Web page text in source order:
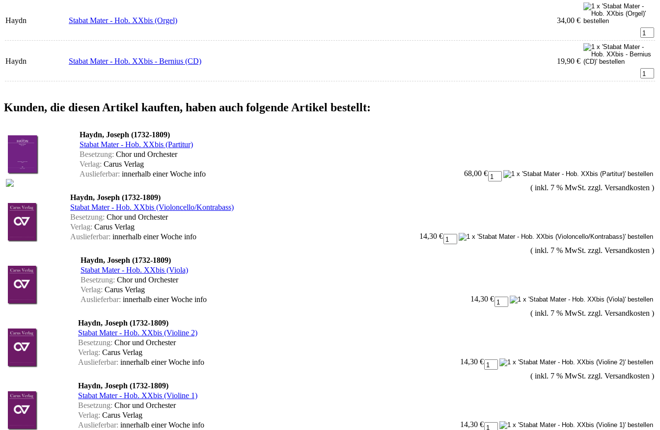
Haydn Stabat Mater - Hob. XXbis (Orgel) 34,00 €
Haydn Stabat Mater - Hob. XXbis - Bernius (CD) 19,90 €
Kunden, die diesen Artikel kauften, haben auch folgende Artikel bestellt:
Haydn, Joseph (1732-1809)
Stabat Mater - Hob. XXbis (Partitur)
Besetzung: Chor und Orchester
Verlag: Carus Verlag
Auslieferbar: innerhalb einer Woche info
68,00 €
( inkl. 7 % MwSt. zzgl. Versandkosten )
Haydn, Joseph (1732-1809)
Stabat Mater - Hob. XXbis (Violoncello/Kontrabass)
Besetzung: Chor und Orchester
Verlag: Carus Verlag
Auslieferbar: innerhalb einer Woche info
14,30 €
( inkl. 7 % MwSt. zzgl. Versandkosten )
Haydn, Joseph (1732-1809)
Stabat Mater - Hob. XXbis (Viola)
Besetzung: Chor und Orchester
Verlag: Carus Verlag
Auslieferbar: innerhalb einer Woche info
14,30 €
( inkl. 7 % MwSt. zzgl. Versandkosten )
Haydn, Joseph (1732-1809)
Stabat Mater - Hob. XXbis (Violine 2)
Besetzung: Chor und Orchester
Verlag: Carus Verlag
Auslieferbar: innerhalb einer Woche info
14,30 €
( inkl. 7 % MwSt. zzgl. Versandkosten )
Haydn, Joseph (1732-1809)
Stabat Mater - Hob. XXbis (Violine 1)
Besetzung: Chor und Orchester
Verlag: Carus Verlag
Auslieferbar: innerhalb einer Woche info
14,30 €